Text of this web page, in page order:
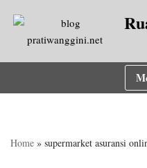
Lompat
Home » supermarket asuransi